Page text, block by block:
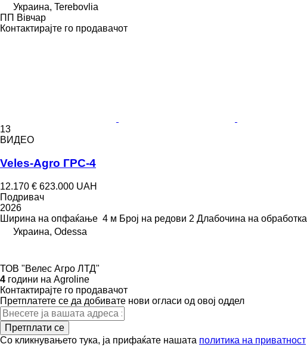
Украина, Terebovlia
ПП Вівчар
Контактирајте го продавачот
13
ВИДЕО
Veles-Agro ГРС-4
12.170 € 623.000 UAH
Подривач
2026
Ширина на опфаќање 4 м Број на редови 2 Длабочина на обработка
Украина, Odessa
ТОВ "Велес Агро ЛТД"
4 години на Agroline
Контактирајте го продавачот
Претплатете се да добивате нови огласи од овој оддел
Претплати се
Со кликнувањето тука, ја прифаќате нашата политика на приватност